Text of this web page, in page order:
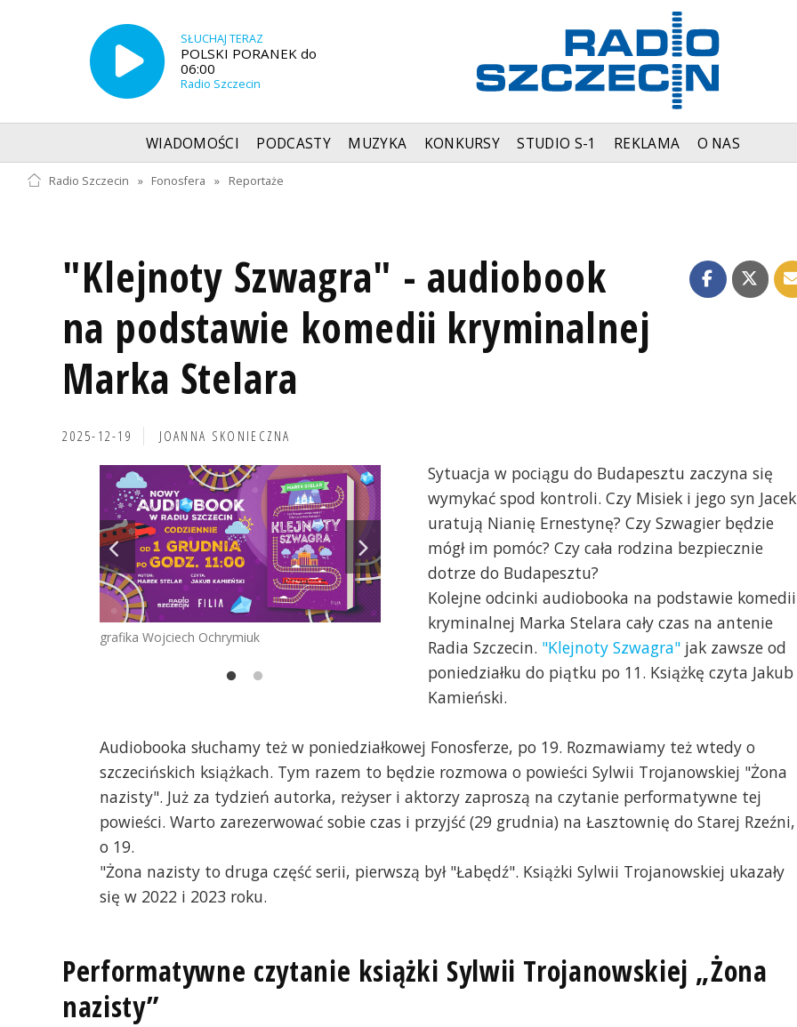
SŁUCHAJ TERAZ
POLSKI PORANEK do
06:00
Radio Szczecin
WIADOMOŚCI PODCASTY MUZYKA KONKURSY STUDIO S-1 REKLAMA O NAS
Radio Szczecin » Fonosfera » Reportaże
"Klejnoty Szwagra" - audiobook
na podstawie komedii kryminalnej
Marka Stelara
2025-12-19 JOANNA SKONIECZNA
grafika Wojciech Ochrymiuk
fot. Joanna Skonieczna
Sytuacja w pociągu do Budapesztu zaczyna się
wymykać spod kontroli. Czy Misiek i jego syn Jacek
uratują Nianię Ernestynę? Czy Szwagier będzie
mógł im pomóc? Czy cała rodzina bezpiecznie
dotrze do Budapesztu?
Kolejne odcinki audiobooka na podstawie komedii
kryminalnej Marka Stelara cały czas na antenie
Radia Szczecin. "Klejnoty Szwagra"jak zawsze od
poniedziałku do piątku po 11. Książkę czyta Jakub
Kamieński.
Audiobooka słuchamy też w poniedziałkowej Fonosferze, po 19. Rozmawiamy też wtedy o
szczecińskich książkach. Tym razem to będzie rozmowa o powieści Sylwii Trojanowskiej "Żona
nazisty". Już za tydzień autorka, reżyser i aktorzy zaproszą na czytanie performatywne tej
powieści. Warto zarezerwować sobie czas i przyjść (29 grudnia) na Łasztownię do Starej Rzeźni,
o 19.
"Żona nazisty to druga część serii, pierwszą był "Łabędź". Książki Sylwii Trojanowskiej ukazały
się w 2022 i 2023 roku.
Performatywne czytanie książki Sylwii Trojanowskiej „Żona
nazisty”